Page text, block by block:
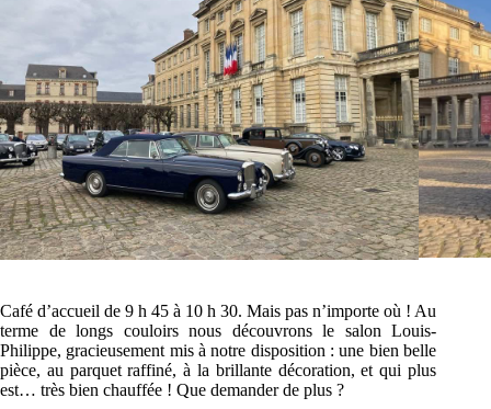
Café d’accueil de 9 h 45 à 10 h 30. Mais pas n’importe où ! Au
terme de longs couloirs nous découvrons le salon Louis-
Philippe, gracieusement mis ànotre disposition : une bien belle
pièce, au parquet raffiné, à la brillante décoration, et qui plus
est… très bien chauffée ! Que demanderde plus ?